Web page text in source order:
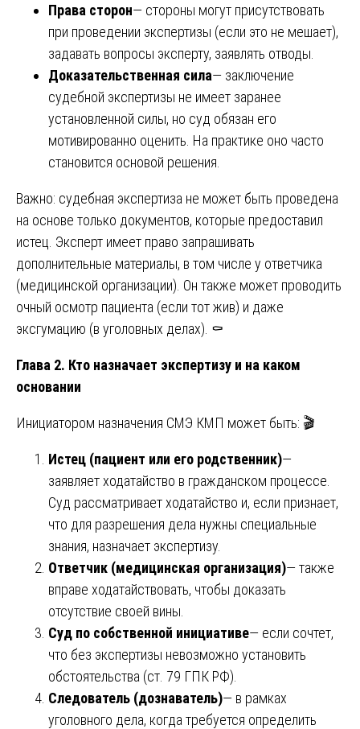
Права сторон— стороны могут присутствовать
при проведении экспертизы (если это не мешает),
задавать вопросы эксперту, заявлять отводы.
Доказательственная сила— заключение
судебной экспертизы не имеет заранее
установленной силы, но суд обязан его
мотивированно оценить. На практике оно часто
становится основой решения.
Важно: судебная экспертиза не может быть проведена
на основе только документов, которые предоставил
истец. Эксперт имеет право запрашивать
дополнительные материалы, в том числе у ответчика
(медицинской организации). Он также может проводить
очный осмотр пациента (если тот жив) и даже
эксгумацию (в уголовных делах). ⚰️
Глава 2. Кто назначает экспертизу и на каком
основании
Инициатором назначения СМЭ КМП может быть: 🎬
Истец (пациент или его родственник)—
заявляет ходатайство в гражданском процессе.
Суд рассматривает ходатайство и, если признает,
что для разрешения дела нужны специальные
знания, назначает экспертизу.
Ответчик (медицинская организация)— также
вправе ходатайствовать, чтобы доказать
отсутствие своей вины.
Суд по собственной инициативе— если сочтет,
что без экспертизы невозможно установить
обстоятельства (ст. 79 ГПК РФ).
Следователь (дознаватель)— в рамках
уголовного дела, когда требуется определить